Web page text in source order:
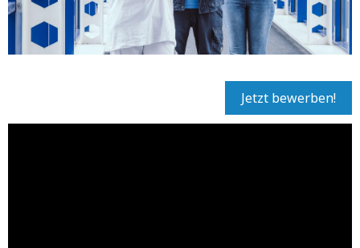
Jetzt bewerben!